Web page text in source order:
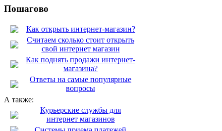
Пошагово
Как открыть интернет-магазин?
Считаем сколько стоит открыть
свой интернет магазин
Как поднять продажи интернет-
магазина?
Ответы на самые популярные
вопросы
А также:
Курьерские службы для
интернет магазинов